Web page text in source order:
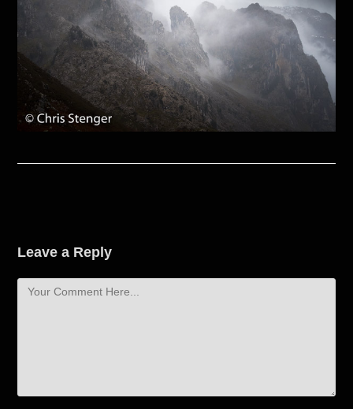
Leave a Reply